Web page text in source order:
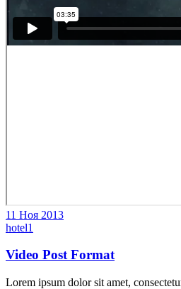
11 Ноя 2013
hotel1
Video Post Format
Lorem ipsum dolor sit amet,